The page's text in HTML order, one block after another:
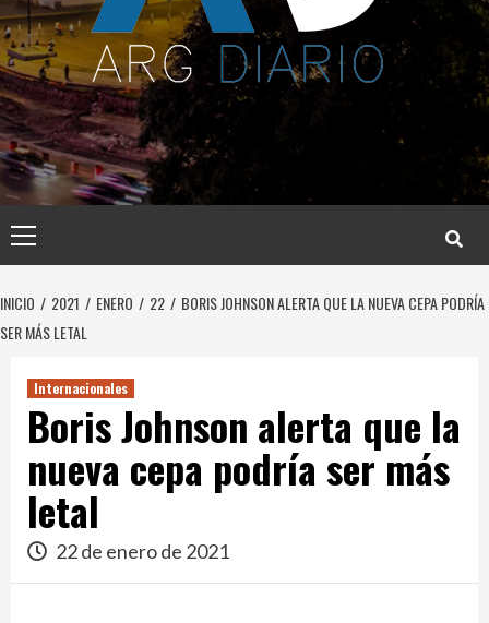
principal
INICIO 2021 ENERO 22
BORIS JOHNSON ALERTA QUE LA NUEVA CEPA PODRÍA
SER MÁS LETAL
Internacionales
Boris Johnson alerta que la
nueva cepa podría ser más
letal
22 de enero de 2021